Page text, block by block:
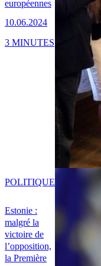
européennes
10.06.2024
3 MINUTES
Estonie :
malgré la
victoire de
l’opposition,
la Première
POLITIQUE